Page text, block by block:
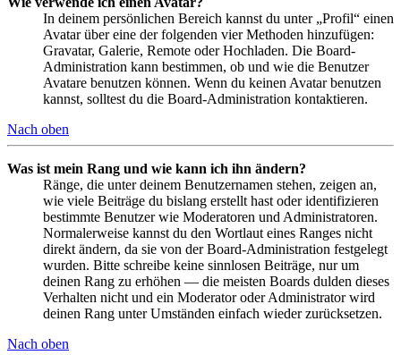
In deinem persönlichen Bereich kannst du unter „Profil“ einen
Avatar über eine der folgenden vier Methoden hinzufügen:
Gravatar, Galerie, Remote oder Hochladen. Die Board-
Administration kann bestimmen, ob und wie die Benutzer
Avatare benutzen können. Wenn du keinen Avatar benutzen
kannst, solltest du die Board-Administration kontaktieren.
Nach oben
Was ist mein Rang und wie kann ich ihn ändern?
Ränge, die unter deinem Benutzernamen stehen, zeigen an,
wie viele Beiträge du bislang erstellt hast oder identifizieren
bestimmte Benutzer wie Moderatoren und Administratoren.
Normalerweise kannst du den Wortlaut eines Ranges nicht
direkt ändern, da sie von der Board-Administration festgelegt
wurden. Bitte schreibe keine sinnlosen Beiträge, nur um
deinen Rang zu erhöhen — die meisten Boards dulden dieses
Verhalten nicht und ein Moderator oder Administrator wird
deinen Rang unter Umständen einfach wieder zurücksetzen.
Nach oben